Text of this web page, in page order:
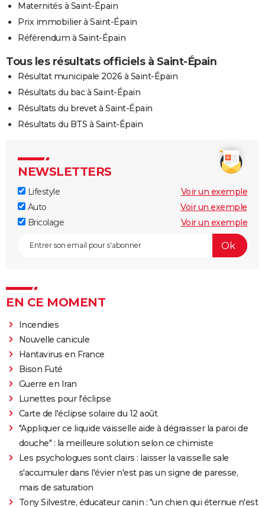
Maternités à Saint-Épain
Prix immobilier à Saint-Épain
Référendum à Saint-Épain
Tous les résultats officiels à Saint-Épain
Résultat municipale 2026 à Saint-Épain
Résultats du bac à Saint-Épain
Résultats du brevet à Saint-Épain
Résultats du BTS à Saint-Épain
NEWSLETTERS
Lifestyle
Voir un exemple
Auto
Voir un exemple
Bricolage
Voir un exemple
EN CE MOMENT
Incendies
Nouvelle canicule
Hantavirus en France
Bison Futé
Guerre en Iran
Lunettes pour l'éclipse
Carte de l'éclipse solaire du 12 août
"Appliquer ce liquide vaisselle aide à dégraisser la paroi de
douche" : la meilleure solution selon ce chimiste
Les psychologues sont clairs : laisser la vaisselle sale
s'accumuler dans l'évier n'est pas un signe de paresse,
mais de saturation
Tony Silvestre, éducateur canin : "un chien qui éternue n'est